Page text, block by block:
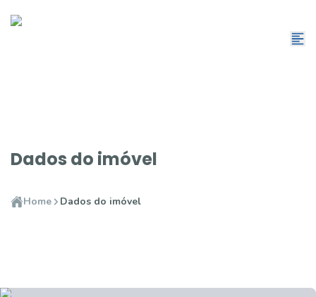
Dados do imóvel
Home Dados do imóvel